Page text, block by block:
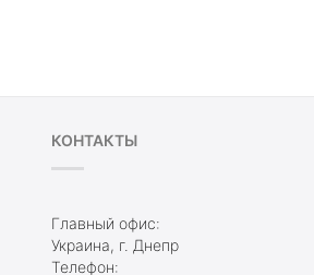
КОНТАКТЫ
Главный офис:
Украина, г. Днепр
Телефон: